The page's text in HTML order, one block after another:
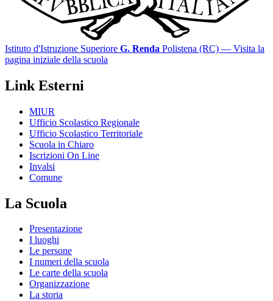
Istituto d'Istruzione Superiore G. Renda Polistena (RC) — Visita la
pagina iniziale della scuola
Link Esterni
MIUR
Ufficio Scolastico Regionale
Ufficio Scolastico Territoriale
Scuola in Chiaro
Iscrizioni On Line
Invalsi
Comune
La Scuola
Presentazione
I luoghi
Le persone
I numeri della scuola
Le carte della scuola
Organizzazione
La storia